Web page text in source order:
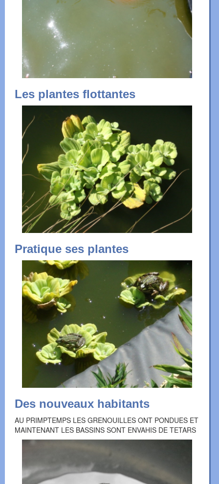
Les plantes flottantes
Pratique ses plantes
Des nouveaux habitants
AU PRIMPTEMPS LES GRENOUILLES ONT PONDUES ET
MAINTENANT LES BASSINS SONT ENVAHIS DE TETARS